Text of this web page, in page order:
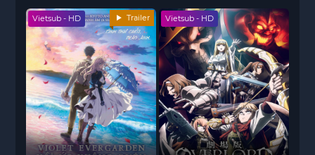
Vietsub - HD Trailer Vietsub - HD